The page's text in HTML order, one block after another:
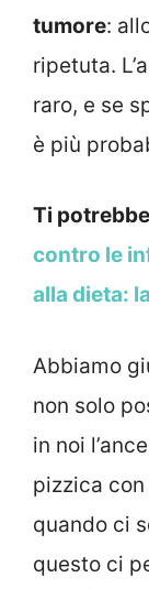
tumore:
ripetuta.
raro, e se
è più
Ti
contro le
alla dieta:
Abbiamo
non solo
in noi
pizzica
quando ci
questo ci